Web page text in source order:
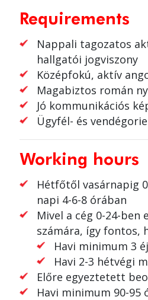
Requirements
Nappali tagozatos
hallgatói jogviszony
Középfokú, aktív
Magabiztos román
Jó kommunikációs
Ügyfél- és
Working hours
Hétfőtől vasárnapig
napi 4-6-8 órában
Mivel a cég 0-24-ben
számára, így fontos,
Havi minimum 3
Havi 2-3 hétvégi
Előre egyeztetett
Havi minimum 90-95